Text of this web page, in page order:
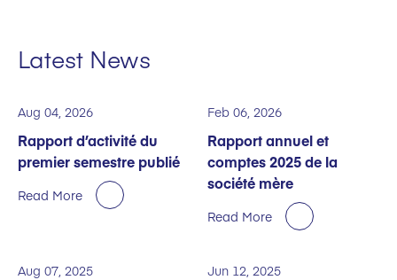
Latest News
Aug 04, 2026
Rapport d’activité du
premier semestre publié
Read More
Feb 06, 2026
Rapport annuel et
comptes 2025 de la
société mère
Read More
Aug 07, 2025 Jun 12, 2025